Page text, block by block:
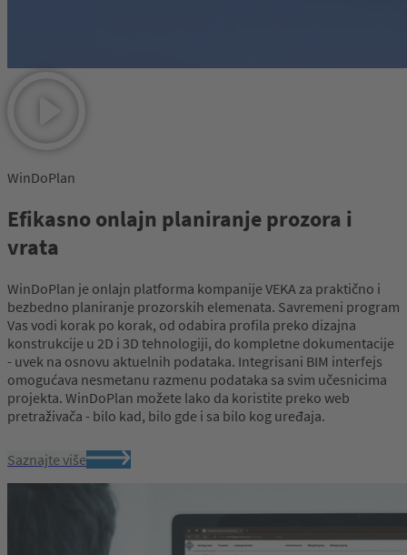
WinDoPlan
Efikasno onlajn planiranje prozora i
vrata
WinDoPlan je onlajn platforma kompanije VEKA za praktično i
bezbedno planiranje prozorskih elemenata. Savremeni program
Vas vodi korak po korak, od odabira profila preko dizajna
konstrukcije u 2D i 3D tehnologiji, do kompletne dokumentacije
- uvek na osnovu aktuelnih podataka. Integrisani BIM interfejs
omogućava nesmetanu razmenu podataka sa svim učesnicima
projekta. WinDoPlan možete lako da koristite preko web
pretraživača - bilo kad, bilo gde i sa bilo kog uređaja.
Saznajte više